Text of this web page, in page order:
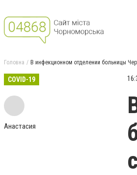
Головна В инфекционном отделении больницы
COVID-19
Анастасия